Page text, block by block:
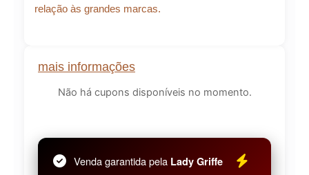
mais informações
Não há cupons disponíveis no momento.
Venda garantida pela Lady Griffe
relação às grandes marcas.